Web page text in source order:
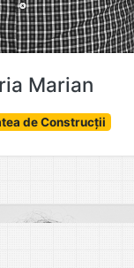
Marian
de Construcții